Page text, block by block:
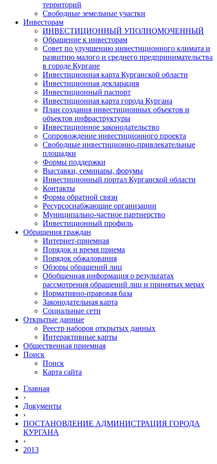
территорий
Свободные земельные участки
Инвесторам
ИНВЕСТИЦИОННЫЙ УПОЛНОМОЧЕННЫЙ
Обращение к инвесторам
Совет по улучшению инвестиционного климата и
развитию малого и среднего предпринимательства
в городе Кургане
Инвестиционная карта Курганской области
Инвестиционная декларация
Инвестиционный паспорт
Инвестиционная карта города Кургана
План создания инвестиционных объектов и
объектов инфраструктуры
Инвестиционное законодательство
Сопровождение инвестиционного проекта
Свободные инвестиционно-привлекательные
площадки
Формы поддержки
Выставки, семинары, форумы
Инвестиционный портал Курганской области
Контакты
Форма обратной связи
Ресурсоснабжающие организации
Муниципально-частное партнерство
Инвестиционный профиль
Обращения граждан
Интернет-приемная
Порядок и время приема
Порядок обжалования
Обзоры обращений лиц
Обобщенная информация о результатах
рассмотрения обращений лиц и принятых мерах
Нормативно-правовая база
Законодательная карта
Социальные сети
Открытые данные
Реестр наборов открытых данных
Интерактивные карты
Общественная приемная
Поиск
Поиск
Карта сайта
Главная
›
Документы
›
ПОСТАНОВЛЕНИЕ АДМИНИСТРАЦИЯ ГОРОДА
КУРГАНА
›
2013